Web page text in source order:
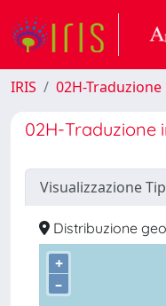
IRIS 02H-
02H-Traduzione
Visualizzazione
Distribuzione
+
–